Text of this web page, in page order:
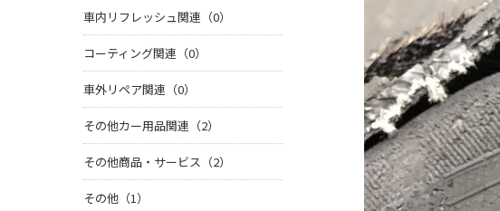
車内リフレッシュ関連（0）
コーティング関連（0）
車外リペア関連（0）
その他カー用品関連（2）
その他商品・サービス（2）
その他（1）